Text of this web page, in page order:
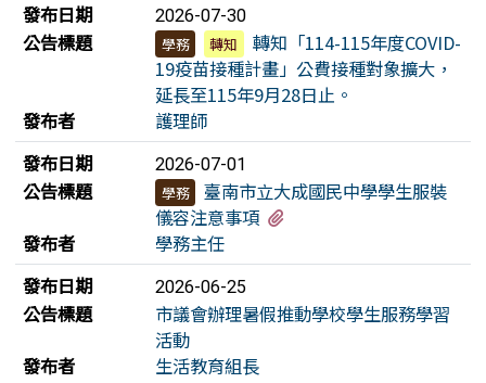
發布日期
2026-07-30
公告標題 學務 轉知
轉知「114-115年度COVID-
19疫苗接種計畫」公費接種對象擴大，
延長至115年9月28日止。
發布者
護理師
發布日期
2026-07-01
公告標題 學務
臺南市立大成國民中學學生服裝
儀容注意事項
發布者
學務主任
發布日期
2026-06-25
公告標題
市議會辦理暑假推動學校學生服務學習
活動
發布者
生活教育組長